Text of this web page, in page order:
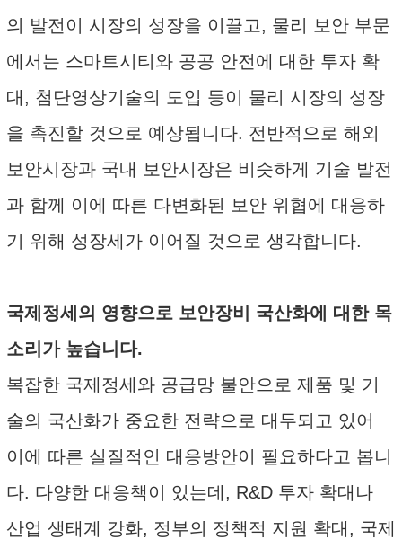
의 발전이 시장의 성장을 이끌고, 물리 보안 부문
에서는 스마트시티와 공공 안전에 대한 투자 확
대, 첨단영상기술의 도입 등이 물리 시장의 성장
을 촉진할 것으로 예상됩니다. 전반적으로 해외
보안시장과 국내 보안시장은 비슷하게 기술 발전
과 함께 이에 따른 다변화된 보안 위협에 대응하
기 위해 성장세가 이어질 것으로 생각합니다.
국제정세의 영향으로 보안장비 국산화에 대한 목
소리가 높습니다.
복잡한 국제정세와 공급망 불안으로 제품 및 기
술의 국산화가 중요한 전략으로 대두되고 있어
이에 따른 실질적인 대응방안이 필요하다고 봅니
다. 다양한 대응책이 있는데, R&D 투자 확대나
산업 생태계 강화, 정부의 정책적 지원 확대, 국제